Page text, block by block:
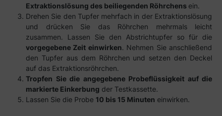
Extraktionslösung des beiliegenden Röhrchens ein.
Drehen Sie den Tupfer mehrfach in der Extraktionslösung
und drücken Sie das Röhrchen mehrmals leicht
zusammen. Lassen Sie den Abstrichtupfer so für die
vorgegebene Zeit einwirken. Nehmen Sie anschließend
den Tupfer aus dem Röhrchen und setzen den Deckel
auf das Extraktionsröhrchen.
Tropfen Sie die angegebene Probeflüssigkeit auf die
markierte Einkerbung der Testkassette.
Lassen Sie die Probe 10 bis 15 Minuten einwirken.